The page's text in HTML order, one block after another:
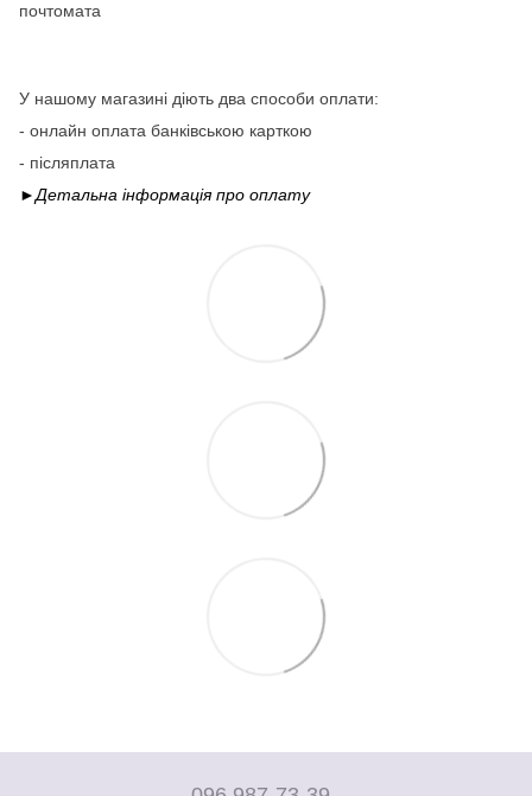
почтомата
У нашому магазині діють два способи оплати:
- онлайн оплата банківською карткою
- післяплата
►Детальна інформація про оплату